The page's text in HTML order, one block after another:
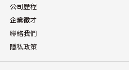
公司歷程
企業徵才
聯絡我們
隱私政策